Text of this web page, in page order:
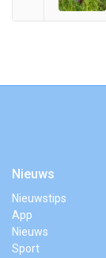
Nieuws
Nieuwstips
App
Nieuws
Sport